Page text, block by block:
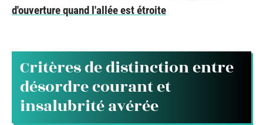
d'ouverture quand l'allée est étroite
Critères de distinction entre
désordre courant et
insalubrité avérée